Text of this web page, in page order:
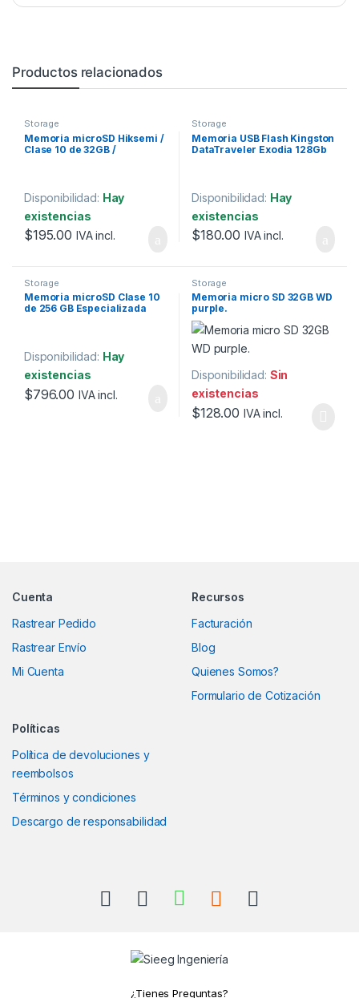
Productos relacionados
Storage
Memoria microSD Hiksemi /
Clase 10 de 32GB /
Disponibilidad: Hay
existencias
$195.00 IVA incl.
Storage
Memoria USB Flash Kingston
DataTraveler Exodia 128Gb
Disponibilidad: Hay
existencias
$180.00 IVA incl.
Storage
Memoria microSD Clase 10
de 256 GB Especializada
Disponibilidad: Hay
existencias
$796.00 IVA incl.
Storage
Memoria micro SD 32GB WD
purple.
Disponibilidad: Sin
existencias
$128.00 IVA incl.
Cuenta
Rastrear Pedido
Rastrear Envío
Mi Cuenta
Recursos
Facturación
Blog
Quienes Somos?
Formulario de Cotización
Políticas
Política de devoluciones y
reembolsos
Términos y condiciones
Descargo de responsabilidad
¿Tienes Preguntas?